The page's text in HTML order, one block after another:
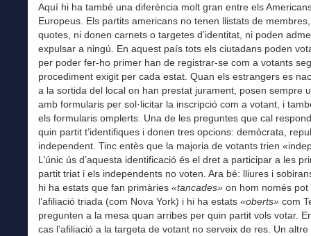
Aquí hi ha també una diferència molt gran entre els
Europeus. Els partits americans no tenen llistats de
quotes, ni donen carnets o targetes d’identitat, ni poden
expulsar a ningú. En aquest país tots els ciutadans poden
per poder fer-ho primer han de registrar-se com a votants
procediment exigit per cada estat. Quan els estrangers es
a la sortida del local on han prestat jurament, posen sempre
amb formularis per sol·licitar la inscripció com a votant, i
els formularis omplerts. Una de les preguntes que cal
quin partit t’identifiques i donen tres opcions: demòcrata,
independent. Tinc entès que la majoria de votants trien
L’únic ús d’aquesta identificació és el dret a participar a les
partit triat i els independents no voten. Ara bé: lliures i
hi ha estats que fan primàries «tancades» on hom només pot
l’afiliació triada (com Nova York) i hi ha estats «oberts» com
pregunten a la mesa quan arribes per quin partit vols votar.
cas l’afiliació a la targeta de votant no serveix de res. Un